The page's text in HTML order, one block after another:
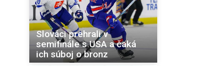
Slováci prehrali v
semifinále s USA a čaká
ich súboj o bronz